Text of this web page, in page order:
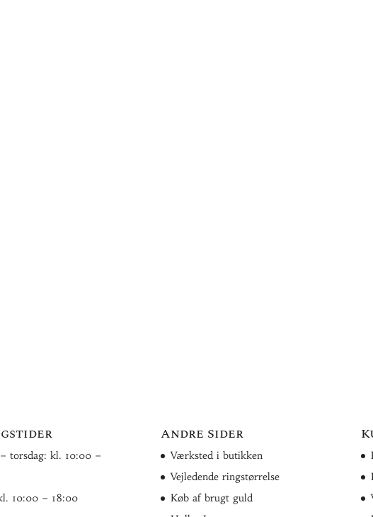
torsdag: kl. 10:00 –
10:00 – 18:00
Andre Sider
Værksted i butikken
Vejledende ringstørrelse
Køb af brugt guld